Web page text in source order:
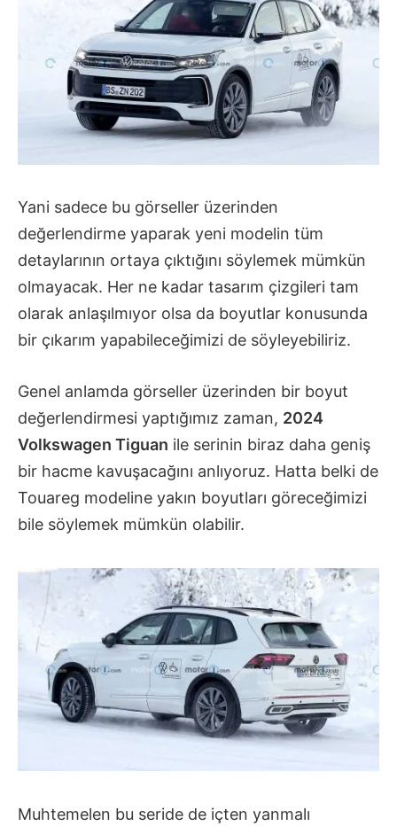
Yani sadece bu görseller üzerinden
değerlendirme yaparak yeni modelin tüm
detaylarının ortaya çıktığını söylemek mümkün
olmayacak. Her ne kadar tasarım çizgileri tam
olarak anlaşılmıyor olsa da boyutlar konusunda
bir çıkarım yapabileceğimizi de söyleyebiliriz.
Genel anlamda görseller üzerinden bir boyut
değerlendirmesi yaptığımız zaman, 2024
Volkswagen Tiguan ile serinin biraz daha geniş
bir hacme kavuşacağını anlıyoruz. Hatta belki de
Touareg modeline yakın boyutları göreceğimizi
bile söylemek mümkün olabilir.
Muhtemelen bu seride de içten yanmalı